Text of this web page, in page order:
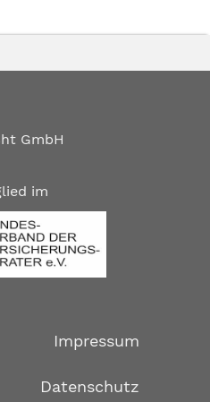
GmbH
im
Impressum
Datenschutz